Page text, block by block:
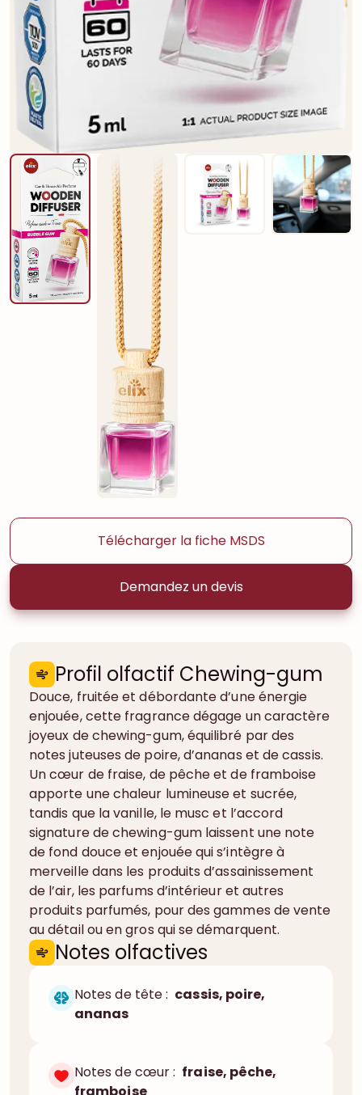
Télécharger la fiche MSDS
Demandez un devis
Profil olfactif Chewing-gum
Douce, fruitée et débordante d’une énergie
enjouée, cette fragrance dégage un caractère
joyeux de chewing-gum, équilibré par des
notes juteuses de poire, d’ananas et de cassis.
Un cœur de fraise, de pêche et de framboise
apporte une chaleur lumineuse et sucrée,
tandis que la vanille, le musc et l’accord
signature de chewing-gum laissent une note
de fond douce et enjouée qui s’intègre à
merveille dans les produits d’assainissement
de l’air, les parfums d’intérieur et autres
produits parfumés, pour des gammes de vente
au détail ou en gros qui se démarquent.
Notes olfactives
Notes de tête : cassis, poire,
ananas
Notes de cœur : fraise, pêche,
framboise